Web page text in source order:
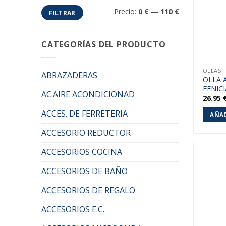
Precio
mínimo
Precio
máximo
FILTRAR Precio: 0 €— 110 €
CATEGORÍAS DEL PRODUCTO
ABRAZADERAS
AC.AIRE ACONDICIONAD
ACCES. DE FERRETERIA
ACCESORIO REDUCTOR
ACCESORIOS COCINA
ACCESORIOS DE BAÑO
ACCESORIOS DE REGALO
ACCESORIOS E.C.
OLLAS
OLLA
26.95